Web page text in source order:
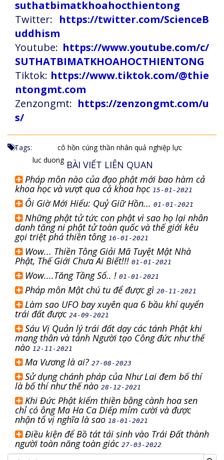
suthatbimatkhoahocthientong
Twitter: https://twitter.com/ScienceB
uddhism
Youtube: https://www.youtube.com/c/
SUTHATBIMATKHOAHOCTHIENTONG
Tiktok: https://www.tiktok.com/@thie
ntongmt.com
Zenzongmt: https://zenzongmt.com/u
s/
Tags: cô hồn cúng thần nhân quả nghiệp lực
luc duong BÀI VIẾT LIÊN QUAN
Pháp môn nào của đạo phật mới bao hàm cả
khoa học và vượt qua cả khoa học 15-01-2021
Ôi Giờ Mới Hiểu: Quỷ Giữ Hồn... 01-01-2021
Những phật tử tức con phật vì sao họ lại nhân
danh tăng ni phật tử toàn quốc và thế giới kêu
gọi triệt phá thiền tông 16-01-2021
Wow... Thiền Tông Giải Mã Tuyệt Mật Nhà
Phật, Thế Giới Chưa Ai Biết!!! 01-01-2021
Wow....Tăng Tầng Số.. ! 01-01-2021
Pháp môn Mật chú tu để được gì 20-11-2021
Làm sao UFO bay xuyên qua 6 bầu khí quyển
trái đất được 24-09-2021
Sáu Vị Quản lý trái đất dạy các tánh Phật khi
mang thân và tánh Người tạo Công đức như thế
nào 12-11-2021
Ma Vương là ai? 27-08-2023
Sử dụng chánh pháp của Như Lai đem bố thí
là bố thí như thế nào28-12-2021
Khi Đức Phật kiểm thiền bằng cành hoa sen
chỉ có ông Ma Ha Ca Diếp mỉm cười và được
nhận tổ vị nghĩa là sao 18-01-2021
Điều kiện để Bồ tát tái sinh vào Trái Đất thành
người toàn năng toàn giác 27-03-2022